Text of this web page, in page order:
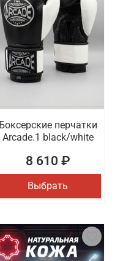
Боксерские перчатки
Arcade.1 black/white
8 610 ₽
Выбрать